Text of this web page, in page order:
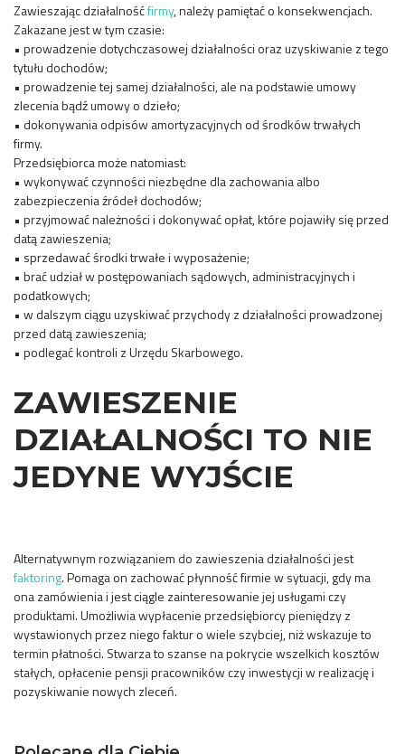
Zawieszając działalnośćfirmy, należy pamiętać o konsekwencjach.
Zakazane jest w tym czasie:
• prowadzenie dotychczasowej działalności oraz uzyskiwanie z tego
tytułu dochodów;
• prowadzenie tej samej działalności, ale na podstawie umowy
zlecenia bądź umowy o dzieło;
• dokonywania odpisów amortyzacyjnych od środków trwałych
firmy.
Przedsiębiorca może natomiast:
• wykonywać czynności niezbędne dla zachowania albo
zabezpieczenia źródeł dochodów;
• przyjmować należności i dokonywać opłat, które pojawiły się przed
datą zawieszenia;
• sprzedawać środki trwałe i wyposażenie;
• brać udział w postępowaniach sądowych, administracyjnych i
podatkowych;
• w dalszym ciągu uzyskiwać przychody z działalności prowadzonej
przed datą zawieszenia;
• podlegać kontroli z Urzędu Skarbowego.
ZAWIESZENIE
DZIAŁALNOŚCI TO NIE
JEDYNE WYJŚCIE
Alternatywnym rozwiązaniem do zawieszenia działalności jest
faktoring. Pomaga on zachować płynność firmie w sytuacji, gdy ma
ona zamówienia i jest ciągle zainteresowanie jej usługami czy
produktami. Umożliwia wypłacenie przedsiębiorcy pieniędzy z
wystawionych przez niego faktur o wiele szybciej, niż wskazuje to
termin płatności. Stwarza to szanse na pokrycie wszelkich kosztów
stałych, opłacenie pensji pracowników czy inwestycji w realizację i
pozyskiwanie nowych zleceń.